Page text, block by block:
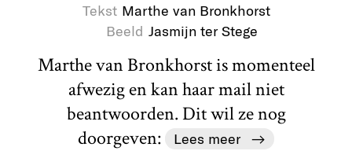
Tekst Marthe van Bronkhorst
Beeld Jasmijn ter Stege
Marthe van Bronkhorst is momenteel
afwezig en kan haar mail niet
beantwoorden. Dit wil ze nog
doorgeven:
Lees meer